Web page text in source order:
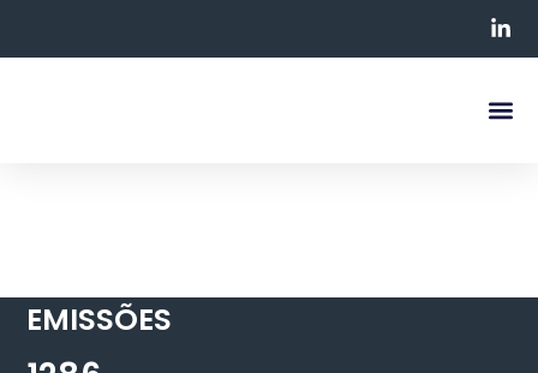
EMISSÕES